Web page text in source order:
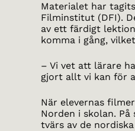
Materialet har
Filminstitut (DFI).
av ett färdigt
komma i gång,
– Vi vet att lärare
gjort allt vi kan för
När elevernas
Norden i skolan.
tvärs av de